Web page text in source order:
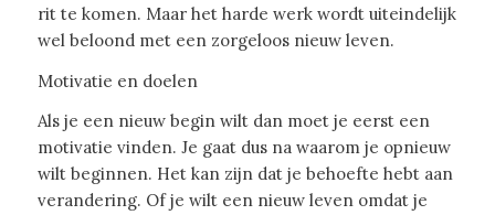
rit te komen. Maar het harde werk wordt uiteindelijk
wel beloond met een zorgeloos nieuw leven.
Motivatie en doelen
Als je een nieuw begin wilt dan moet je eerst een
motivatie vinden. Je gaat dus na waarom je opnieuw
wilt beginnen. Het kan zijn dat je behoefte hebt aan
verandering. Of je wilt een nieuw leven omdat je